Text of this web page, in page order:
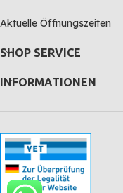
Aktuelle Öffnungszeiten
SHOP SERVICE
INFORMATIONEN